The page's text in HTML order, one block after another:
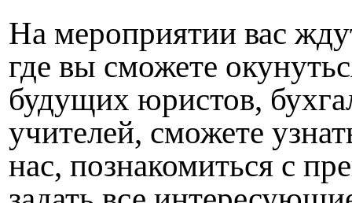
На мероприятии вас
где вы сможете
будущих юристов,
учителей, сможете
нас, познакомиться с